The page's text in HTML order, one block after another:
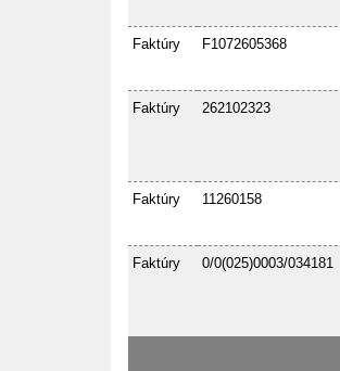
Faktúry F1072605368
Faktúry 262102323
Faktúry 11260158
Faktúry 0/0(025)0003/034181